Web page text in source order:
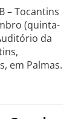
– Tocantins
(quinta-
da
em Palmas.